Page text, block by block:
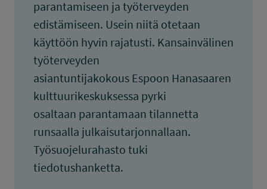
parantamiseen ja työterveyden
edistämiseen. Usein niitä otetaan
käyttöön hyvin rajatusti. Kansainvälinen
työterveyden
asiantuntijakokous Espoon Hanasaaren
kulttuurikeskuksessa pyrki
osaltaan parantamaan tilannetta
runsaalla julkaisutarjonnallaan.
Työsuojelurahasto tuki
tiedotushanketta.